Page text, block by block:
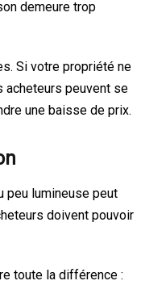
demeure trop
Si votre propriété ne
acheteurs peuvent se
une baisse de prix.
peu lumineuse peut
doivent pouvoir
toute la différence :